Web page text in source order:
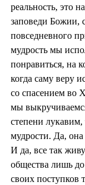
реальность, это
заповеди Божии,
повседневного
мудрость мы
понравиться, на
когда саму веру
со спасением во
мы
степени лукавим,
мудрости. Да,
И да, все так
общества лишь
своих поступков